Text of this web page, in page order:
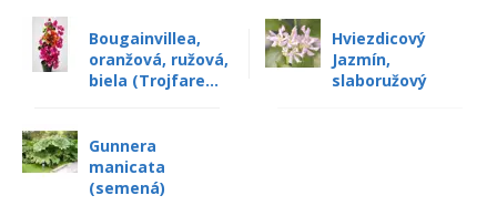
Bougainvillea,
oranžová, ružová,
biela (Trojfare...
Hviezdicový
Jazmín,
slaboružový
Gunnera
manicata
(semená)